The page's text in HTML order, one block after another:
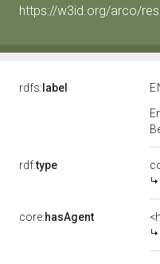
https://w3id.org/arco/
rdfs: label
rdf:type
core:hasAgent